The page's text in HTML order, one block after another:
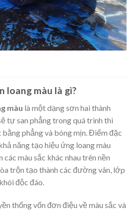
loang màu là gì?
màu là một dạng sơn hai thành
tự san phẳng trong quá trình thi
phẳng và bóng mịn. Điểm đặc
năng tạo hiệu ứng loang màu
màu sắc khác nhau trên nền
trộn tạo thành các đường vân, lớp
độc đáo.
thống vốn đơn điệu về màu sắc và